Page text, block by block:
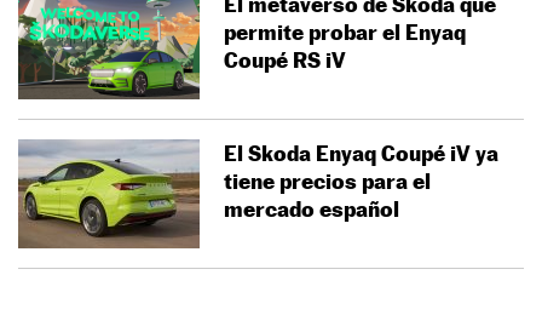
permite probar el Enyaq
Coupé RS iV
El Skoda Enyaq Coupé iV ya
tiene precios para el
mercado español